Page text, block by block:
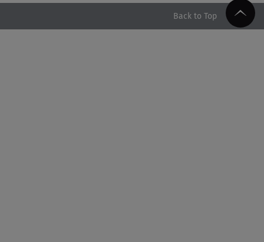
Back to Top